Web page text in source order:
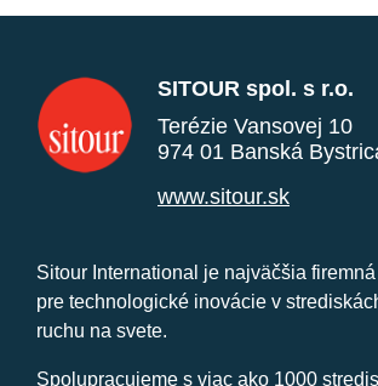
SITOUR spol. s r.o.
Terézie Vansovej 10
974 01 Banská
www.sitour.sk
Sitour International je najväčšia
pre technologické inovácie v
ruchu na svete.
Spolupracujeme s viac ako 1000